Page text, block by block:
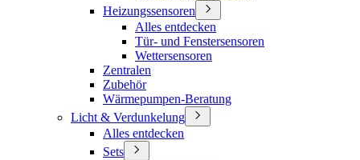
Heizungssensoren
Alles entdecken
Tür- und Fenstersensoren
Wettersensoren
Zentralen
Zubehör
Wärmepumpen-Beratung
Licht & Verdunkelung
Alles entdecken
Sets